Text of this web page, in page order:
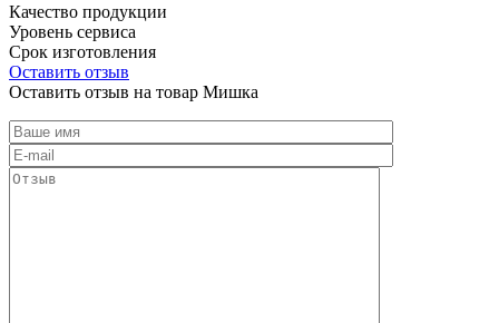
Качество продукции
Уровень сервиса
Срок изготовления
Оставить отзыв
Оставить отзыв на товар Мишка